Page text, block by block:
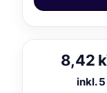
8,42
inkl.